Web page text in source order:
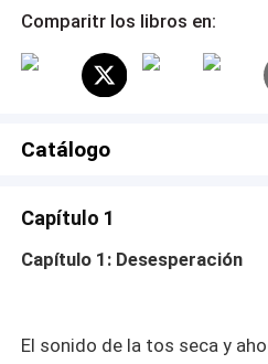
respetable, Miranda consigue
Alejandro Villarreal, el dueño
más importante del país.
estricto y atrapado en un
cáncer. ​Al verse a la luz del
obsesiona con los ojos azul
pero su formalidad lo convence
convierte en la mejor amiga y
entre la lealtad a una mujer
Comparitr los libros en:
Catálogo
Capítulo 1
Capítulo 1: Desesperación
​El sonido de la tos seca y